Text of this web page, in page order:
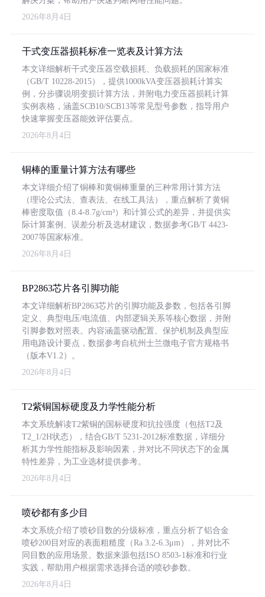
2026年8月4日
干式变压器损耗标准一览表及计算方法
本文详细解析干式变压器空载损耗、负载损耗的国家标准
（GB/T 10228-2015），提供1000kVA变压器损耗计算实
例，分步骤说明变损计算方法，并附电力变压器损耗计算
实例表格，涵盖SCB10/SCB13等常见型号参数，指导用户
快速掌握变压器能效评估要点。
2026年8月4日
铜棒的重量计算方法有哪些
本文详细介绍了铜棒和黄铜棒重量的三种常用计算方法
（理论公式法、查表法、在线工具法），重点解析了黄铜
棒密度取值（8.4-8.7g/cm³）和计算公式的差异，并提供实
际计算案例、误差分析及选材建议，数据参考GB/T 4423-
2007等国家标准。
2026年8月4日
BP2863芯片各引脚功能
本文详细解析BP2863芯片的引脚功能及参数，包括各引脚
定义、典型电压/电流值、内部逻辑关系等核心数据，并附
引脚参数对照表。内容涵盖驱动配置、保护机制及典型应
用电路设计要点，数据参考自杭州士兰微电子官方规格书
（版本V1.2）。
2026年8月4日
T2紫铜国标硬度及力学性能分析
本文系统解读T2紫铜的国标硬度和抗拉强度（包括T2及
T2_1/2H状态），结合GB/T 5231-2012标准数据，详细分
析其力学性能指标及影响因素，并对比不同状态下的金属
特性差异，为工业选材提供参考。
2026年8月4日
喷砂都有多少目
本文系统介绍了喷砂目数的分级标准，重点分析了铝合金
喷砂200目对应的表面粗糙度（Ra 3.2-6.3μm），并对比不
同目数的应用场景。数据来源包括ISO 8503-1标准和行业
实践，帮助用户根据需求选择合适的喷砂参数。
2026年8月4日